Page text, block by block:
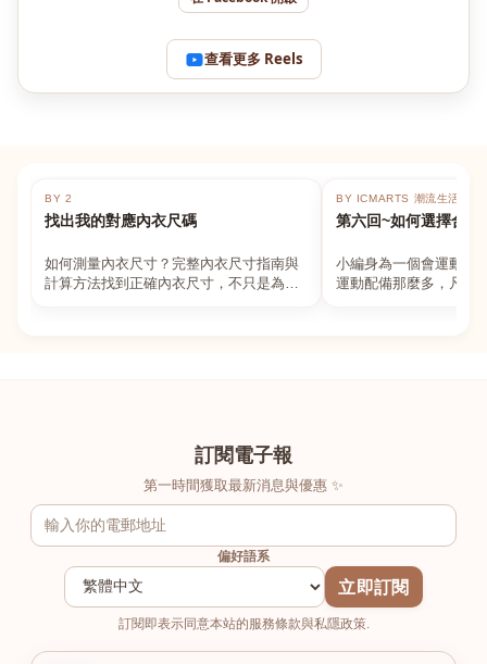
查看更多 Reels
BY 2
找出我的對應內衣尺碼
如何測量內衣尺寸？完整內衣尺寸指南與
計算方法找到正確內衣尺寸，不只是為了
BY ICMARTS 潮流生活百貨
第六回~如何選擇合適
小編身為一個會運動的
運動配備那麼多，凡舉
訂閱電子報
第一時間獲取最新消息與優惠 ✨
偏好語系
立即訂閱
訂閱即表示同意本站的服務條款與私隱政策.